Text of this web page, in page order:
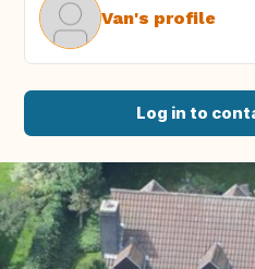
Van's profile
Log in to